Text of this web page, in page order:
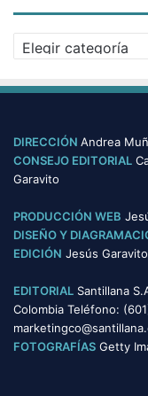
i
a
e
o
r
s
DIRECCIÓN Andrea
CONSEJO EDITORIAL
Garavito
PRODUCCIÓN WEB
DISEÑO Y
EDICIÓN Jesús
EDITORIAL Santillana
Colombia Teléfono:
FOTOGRAFÍAS Getty